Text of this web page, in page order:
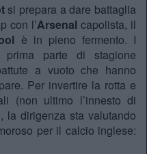
si prepara a dare battaglia
con l’Arsenal capolista, il
è in pieno fermento. I
parte di stagione
a vuoto che hanno
Per invertire la rotta e
(non ultimo l’innesto di
la dirigenza sta valutando
per il calcio inglese: